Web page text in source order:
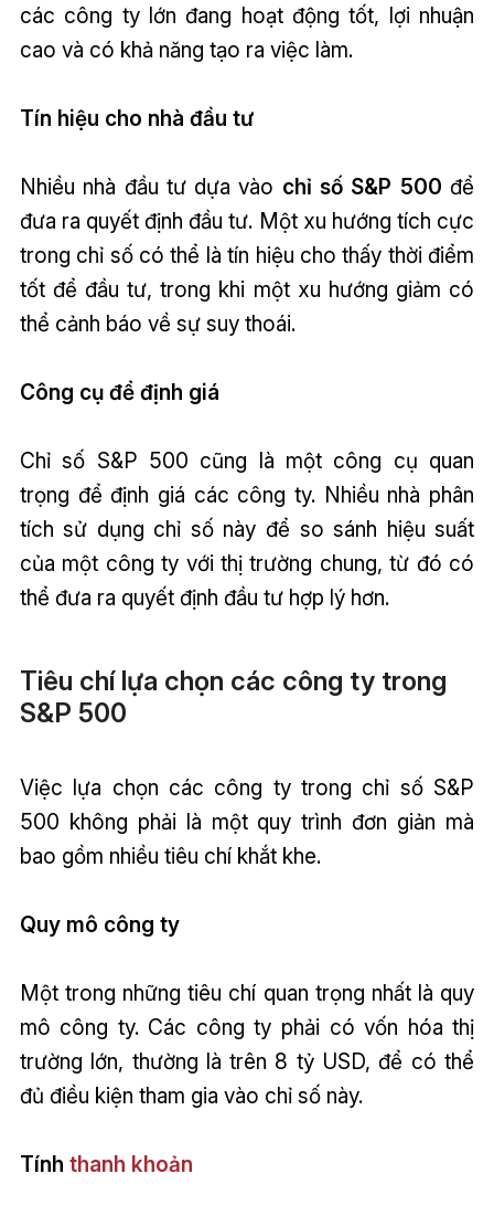
các công ty lớn đang hoạt động tốt, lợi nhuận
cao và có khả năng tạo ra việc làm.
Tín hiệu cho nhà đầu tư
Nhiều nhà đầu tư dựa vào chỉ số S&P 500 để
đưa ra quyết định đầu tư. Một xu hướng tích cực
trong chỉ số có thể là tín hiệu cho thấy thời điểm
tốt để đầu tư, trong khi một xu hướng giảm có
thể cảnh báo về sự suy thoái.
Công cụ để định giá
Chỉ số S&P 500 cũng là một công cụ quan
trọng để định giá các công ty. Nhiều nhà phân
tích sử dụng chỉ số này để so sánh hiệu suất
của một công ty với thị trường chung, từ đó có
thể đưa ra quyết định đầu tư hợp lý hơn.
Tiêu chí lựa chọn các công ty trong
S&P 500
Việc lựa chọn các công ty trong chỉ số S&P
500 không phải là một quy trình đơn giản mà
bao gồm nhiều tiêu chí khắt khe.
Quy mô công ty
Một trong những tiêu chí quan trọng nhất là quy
mô công ty. Các công ty phải có vốn hóa thị
trường lớn, thường là trên 8 tỷ USD, để có thể
đủ điều kiện tham gia vào chỉ số này.
Tính thanh khoản